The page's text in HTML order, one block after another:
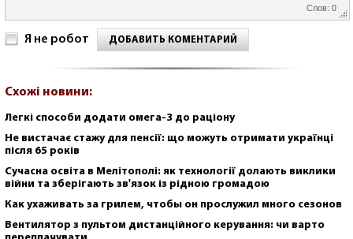
Слов: 0
Я не робот ДОБАВИТЬ КОМЕНТАРИЙ
Схожі новини:
Легкі способи додати омега-3 до раціону
Не вистачає стажу для пенсії: що можуть отримати українці
після 65 років
Сучасна освіта в Мелітополі: як технології долають виклики
війни та зберігають зв'язок із рідною громадою
Как ухаживать за грилем, чтобы он прослужил много сезонов
Вентилятор з пультом дистанційного керування: чи варто